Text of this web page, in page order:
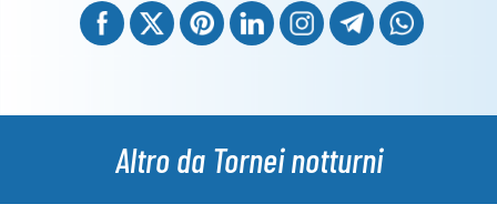
Altro da Tornei notturni